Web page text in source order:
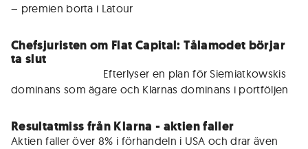
– premien borta i Latour
Chefsjuristen om Flat Capital: Tålamodet börjar
ta slut
Efterlyser en plan för Siemiatkowskis
dominans som ägare och Klarnas dominans i portföljen
Resultatmiss från Klarna - aktien faller
Aktien faller över 8% i förhandeln i USA och drar även